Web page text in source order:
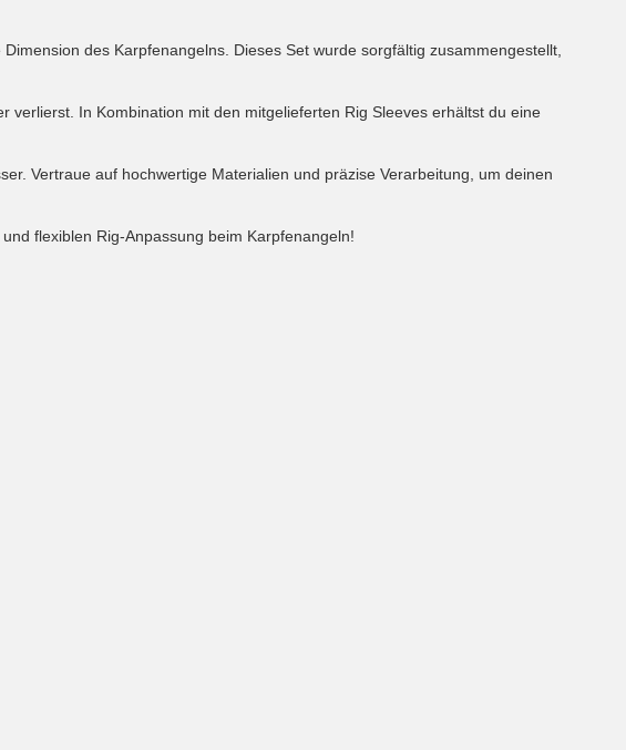
des Karpfenangelns. Dieses Set wurde sorgfältig zusammengestellt,
In Kombination mit den mitgelieferten Rig Sleeves erhältst du eine
Vertraue auf hochwertige Materialien und präzise Verarbeitung, um deinen
flexiblen Rig-Anpassung beim Karpfenangeln!